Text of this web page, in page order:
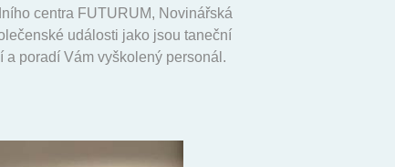
centra FUTURUM, Novinářská
události jako jsou taneční
a poradí Vám vyškolený personál.